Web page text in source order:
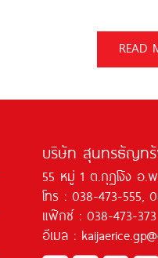
READ
บริษัท สุนทรธัญทรั
55 หมู่ 1 ต.กุฏโง้ง อ.
โทร : 038-473-555,
แฟ๊กซ์ : 038-473-373
อีเมล :